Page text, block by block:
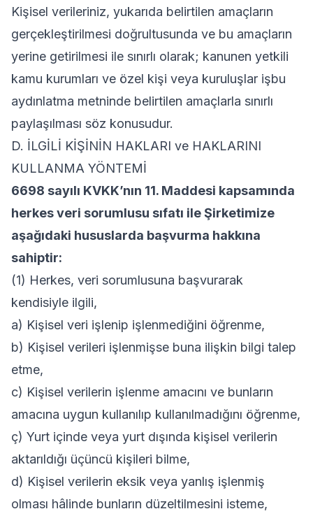
Kişisel verileriniz, yukarıda belirtilen amaçların
gerçekleştirilmesi doğrultusunda ve bu amaçların
yerine getirilmesi ile sınırlı olarak; kanunen yetkili
kamu kurumları ve özel kişi veya kuruluşlar işbu
aydınlatma metninde belirtilen amaçlarla sınırlı
paylaşılması söz konusudur.
D. İLGİLİ KİŞİNİN HAKLARI ve HAKLARINI
KULLANMA YÖNTEMİ
6698 sayılı KVKK’nın 11. Maddesi kapsamında
herkes veri sorumlusu sıfatı ile Şirketimize
aşağıdaki hususlarda başvurma hakkına
sahiptir:
(1) Herkes, veri sorumlusuna başvurarak
kendisiyle ilgili,
a) Kişisel veri işlenip işlenmediğini öğrenme,
b) Kişisel verileri işlenmişse buna ilişkin bilgi talep
etme,
c) Kişisel verilerin işlenme amacını ve bunların
amacına uygun kullanılıp kullanılmadığını öğrenme,
ç) Yurt içinde veya yurt dışında kişisel verilerin
aktarıldığı üçüncü kişileri bilme,
d) Kişisel verilerin eksik veya yanlış işlenmiş
olması hâlinde bunların düzeltilmesini isteme,